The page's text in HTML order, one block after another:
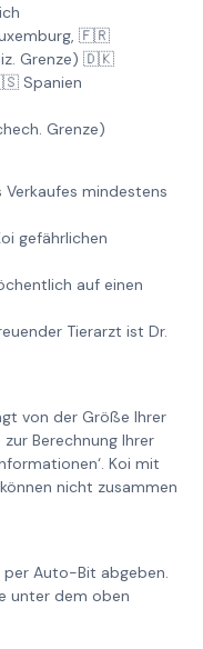
🇫🇷
Grenze) 🇩🇰
Spanien
Grenze)
mindestens
gefährlichen
auf einen
Tierarzt ist Dr.
von der Größe Ihrer
Berechnung Ihrer
Koi mit
nicht zusammen
per Auto-Bit abgeben.
unter dem oben